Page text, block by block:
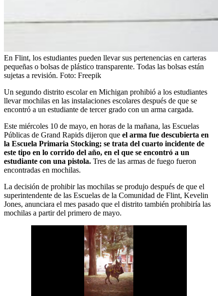
En Flint, los estudiantes pueden llevar sus pertenencias en carteras
pequeñas o bolsas de plástico transparente. Todas las bolsas están
sujetas a revisión. Foto: Freepik
Un segundo distrito escolar en Michigan prohibió a los estudiantes
llevar mochilas en las instalaciones escolares después de que se
encontró a un estudiante de tercer grado con un arma cargada.
Este miércoles 10 de mayo, en horas de la mañana, las Escuelas
Públicas de Grand Rapids dijeron que el arma fue descubierta en
la Escuela Primaria Stocking; se trata del cuarto incidente de
este tipo en lo corrido del año, en el que se encontró a un
estudiante con una pistola. Tres de las armas de fuego fueron
encontradas en mochilas.
La decisión de prohibir las mochilas se produjo después de que el
superintendente de las Escuelas de la Comunidad de Flint, Kevelin
Jones, anunciara el mes pasado que el distrito también prohibiría las
mochilas a partir del primero de mayo.